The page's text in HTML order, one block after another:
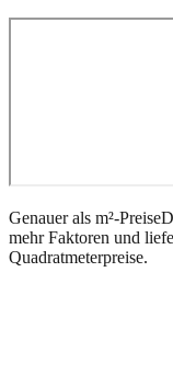
Genauer als m²-Preise
mehr Faktoren und
Quadratmeterpreise.